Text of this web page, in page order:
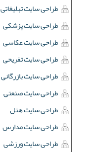
طراحی سایت تبلیغاتی
طراحی سایت پزشکی
طراحی سایت عکاسی
طراحی سایت تفریحی
طراحی سایت بازرگانی
طراحی سایت صنعتی
طراحی سایت هتل
طراحی سایت مدارس
طراحی سایت ورزشی